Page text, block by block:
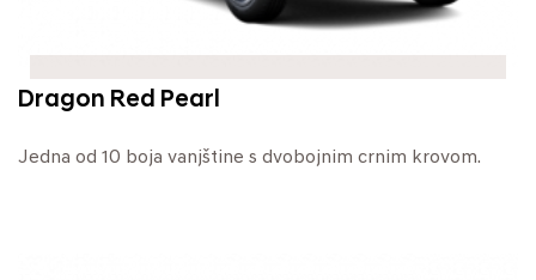
Dragon Red Pearl
Jedna od 10 boja vanjštine s dvobojnim crnim krovom.